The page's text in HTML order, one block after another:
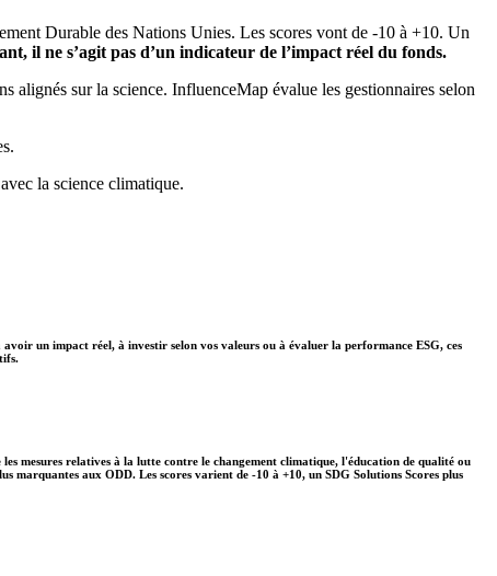
Durable des Nations Unies. Les scores vont de -10 à +10. Un
il ne s’agit pas d’un indicateur de l’impact réel du fonds.
alignés sur la science. InfluenceMap évalue les gestionnaires selon
la science climatique.
un impact réel, à investir selon vos valeurs ou à évaluer la performance ESG, ces
les mesures relatives à la lutte contre le changement climatique, l'éducation de qualité ou
marquantes aux ODD. Les scores varient de -10 à +10, un SDG Solutions Scores plus